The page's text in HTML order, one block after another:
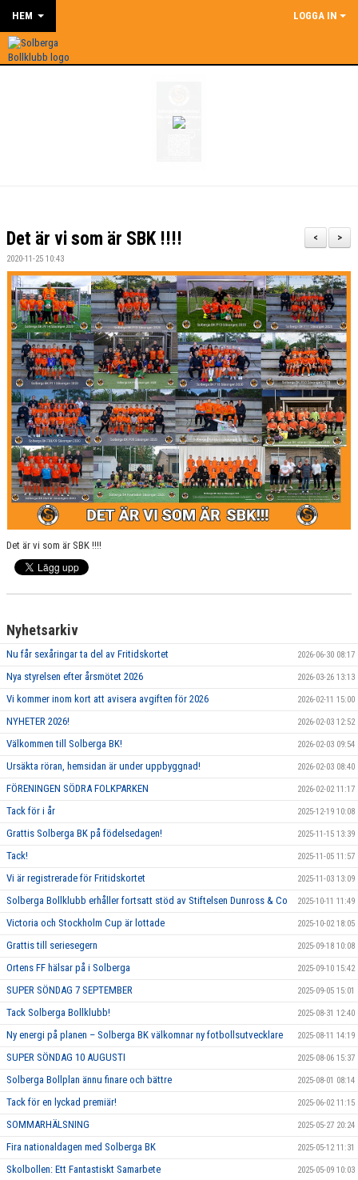
HEM LOGGA IN
>
<
Det är vi som är SBK !!!!
2020-11-25 10:43
Det är vi som är SBK !!!!
Nyhetsarkiv
Nu får sexåringar ta del av Fritidskortet 2026-06-30 08:17
Nya styrelsen efter årsmötet 2026 2026-03-26 13:13
Vi kommer inom kort att avisera avgiften för 2026 2026-02-11 15:00
NYHETER 2026! 2026-02-03 12:52
Välkommen till Solberga BK! 2026-02-03 09:54
Ursäkta röran, hemsidan är under uppbyggnad! 2026-02-03 08:40
FÖRENINGEN SÖDRA FOLKPARKEN 2026-02-02 11:17
Tack för i år 2025-12-19 10:08
Grattis Solberga BK på födelsedagen! 2025-11-15 13:39
Tack! 2025-11-05 11:57
Vi är registrerade för Fritidskortet 2025-11-03 13:09
Solberga Bollklubb erhåller fortsatt stöd av Stiftelsen Dunross & Co 2025-10-11 11:49
Victoria och Stockholm Cup är lottade 2025-10-02 18:05
Grattis till seriesegern 2025-09-18 10:08
Ortens FF hälsar på i Solberga 2025-09-10 15:42
SUPER SÖNDAG 7 SEPTEMBER 2025-09-05 15:01
Tack Solberga Bollklubb! 2025-08-31 12:40
Ny energi på planen – Solberga BK välkomnar ny fotbollsutvecklare 2025-08-11 14:19
SUPER SÖNDAG 10 AUGUSTI 2025-08-06 15:37
Solberga Bollplan ännu finare och bättre 2025-08-01 08:14
Tack för en lyckad premiär! 2025-06-02 11:15
SOMMARHÄLSNING 2025-05-27 20:24
Fira nationaldagen med Solberga BK 2025-05-12 11:31
Skolbollen: Ett Fantastiskt Samarbete 2025-05-09 10:03